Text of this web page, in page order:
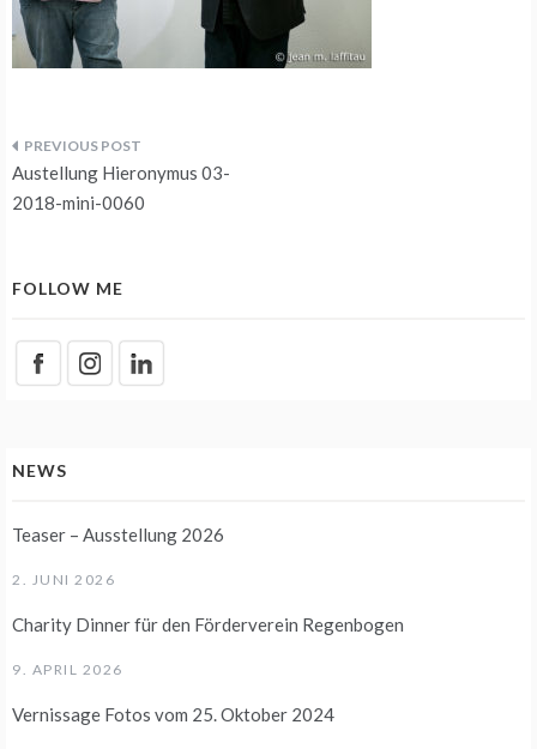
Beitragsnavigation
Austellung Hieronymus 03-
2018-mini-0060
FOLLOW ME
NEWS
Teaser – Ausstellung 2026
2. JUNI 2026
Charity Dinner für den Förderverein Regenbogen
9. APRIL 2026
Vernissage Fotos vom 25. Oktober 2024